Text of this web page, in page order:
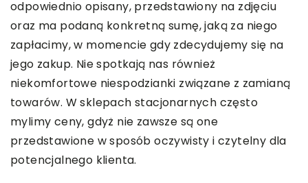
odpowiednio opisany, przedstawiony na zdjęciu
oraz ma podaną konkretną sumę, jaką za niego
zapłacimy, w momencie gdy zdecydujemy się na
jego zakup. Nie spotkają nas również
niekomfortowe niespodzianki związane z zamianą
towarów. W sklepach stacjonarnych często
mylimy ceny, gdyż nie zawsze są one
przedstawione w sposób oczywisty i czytelny dla
potencjalnego klienta.